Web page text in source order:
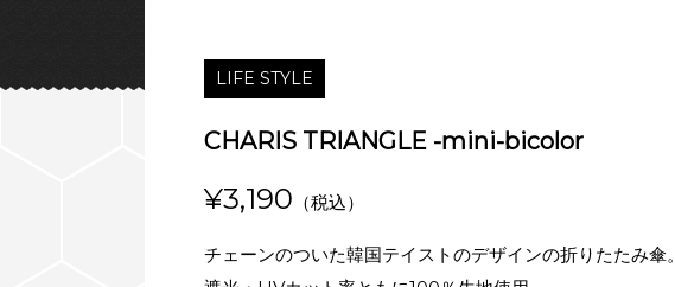
LIFE STYLE
CHARIS TRIANGLE -mini-bicolor
¥3,190 （税込）
チェーンのついた韓国テイストのデザインの折りたたみ傘。